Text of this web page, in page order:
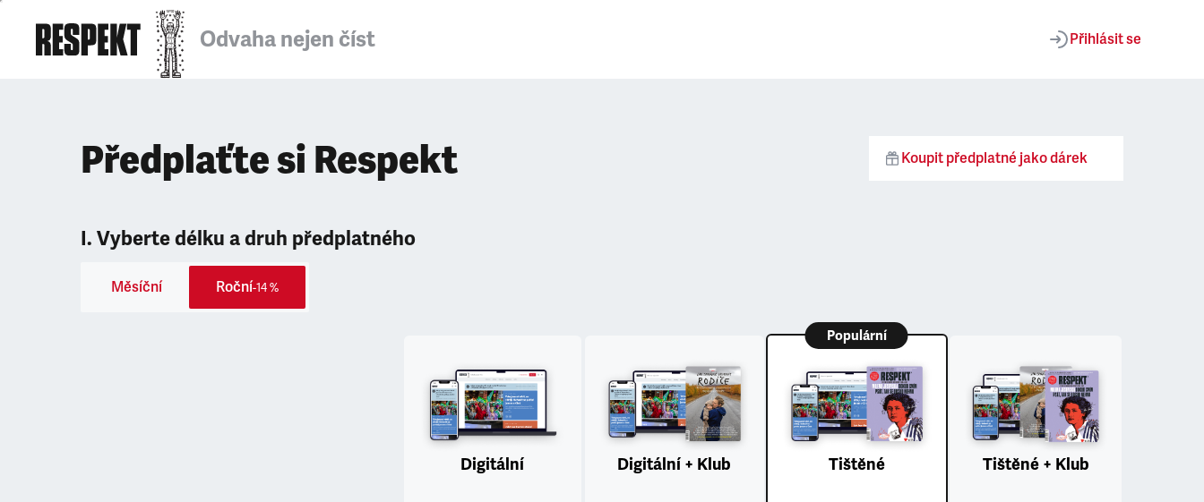
Odvaha nejen číst Přihlásit se
Předplaťte si Respekt Koupit předplatné jako dárek
I. Vyberte délku a druh předplatného
Měsíční Roční-14 %
Digitální Digitální + Klub
Populární
Tištěné Tištěné + Klub